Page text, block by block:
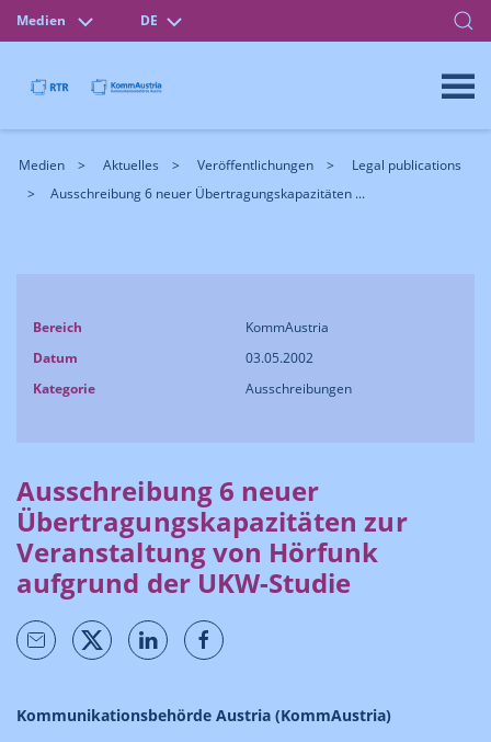
Medien DE
Medien Aktuelles Veröffentlichungen
Legal publications
Ausschreibung 6 neuer Übertragungskapazitäten ...
Bereich
KommAustria
Datum
03.05.2002
Kategorie
Ausschreibungen
Ausschreibung 6 neuer
Übertragungskapazitäten zur
Veranstaltung von Hörfunk
aufgrund der UKW-Studie
Kommunikationsbehörde Austria (KommAustria)